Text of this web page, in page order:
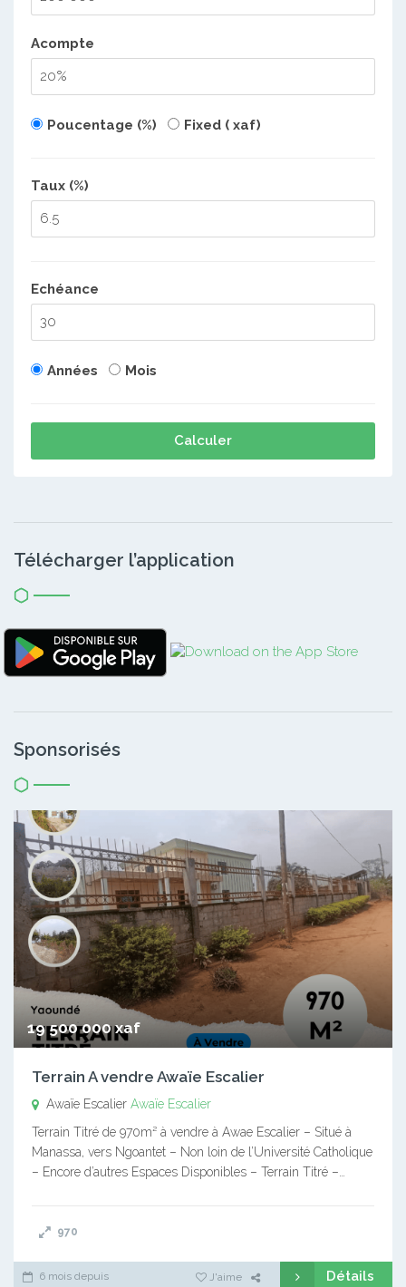
Acompte
Poucentage (%) Fixed ( xaf)
Taux (%)
Echéance
Années Mois
Calculer
Télécharger l’application
Sponsorisés
19 500 000 xaf
Terrain A vendre Awaïe Escalier
Awaïe Escalier Awaïe Escalier
Terrain Titré de 970m² à vendre à Awae Escalier – Situé à
Manassa, vers Ngoantet – Non loin de l’Université Catholique
– Encore d’autres Espaces Disponibles – Terrain Titré –…
970
6 mois depuis J'aime Détails